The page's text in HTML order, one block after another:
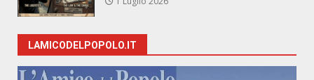
LAMICODELPOPOLO.IT